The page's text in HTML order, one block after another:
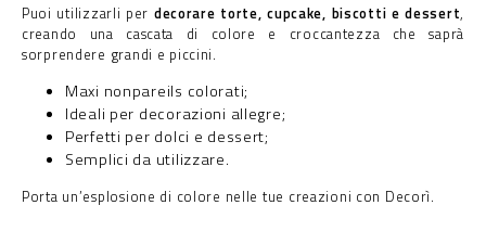
Puoi utilizzarli per decorare torte, cupcake, biscotti e dessert,
creando una cascata di colore e croccantezza che saprà
sorprendere grandi e piccini.
Maxi nonpareils colorati;
Ideali per decorazioni allegre;
Perfetti per dolci e dessert;
Semplici da utilizzare.
Porta un’esplosione di colore nelle tue creazioni con Decorì.